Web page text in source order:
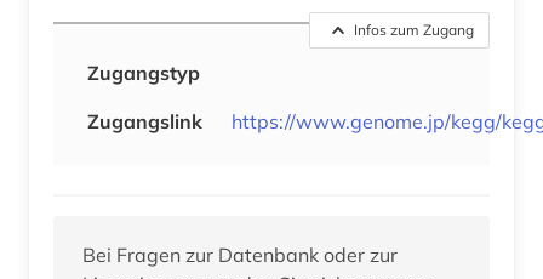
Infos zum Zugang
Zugangstyp
Zugangslink
https://www.genome.jp/kegg/
Bei Fragen zur Datenbank oder zur